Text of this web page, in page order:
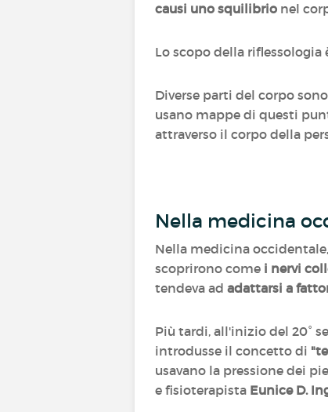
causi uno squilibrio nel
Lo scopo della riflessologia
Diverse parti del corpo
usano mappe di questi
attraverso il corpo della
Nella medicina
Nella medicina
scoprirono come i nervi
tendeva ad adattarsi a
Più tardi, all'inizio del 20°
introdusse il concetto di
usavano la pressione dei
e fisioterapista Eunice D.